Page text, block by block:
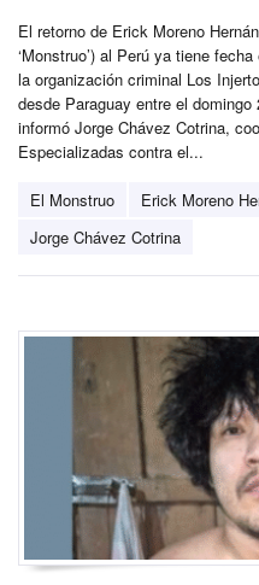
El retorno de Erick Moreno
‘Monstruo’) al Perú ya tiene
la organización criminal Los
desde Paraguay entre el
informó Jorge Chávez Cotrina,
Especializadas contra el...
El Monstruo Erick Moreno
Jorge Chávez Cotrina